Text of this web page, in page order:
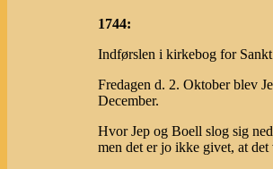
1744:
Indførslen i kirkebog for
Fredagen d. 2. Oktober blev
December.
Hvor Jep og Boell slog sig
men det er jo ikke givet, at